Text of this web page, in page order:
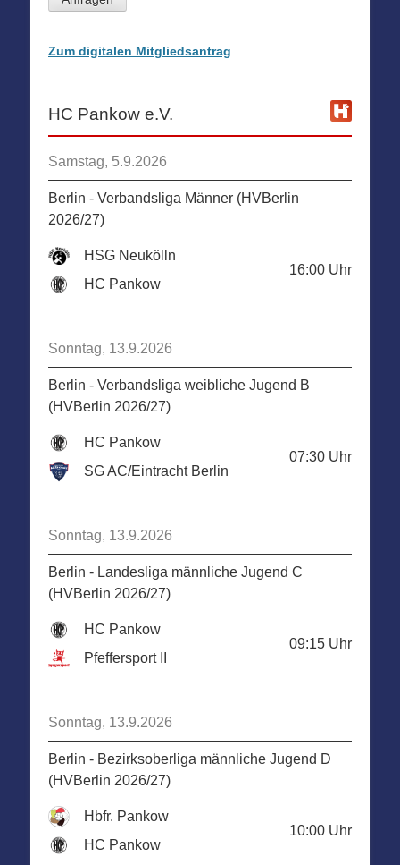
Zum digitalen Mitgliedsantrag
HC Pankow e.V.
Samstag, 5.9.2026
Berlin - Verbandsliga Männer (HVBerlin
2026/27)
HSG Neukölln
HC Pankow
16:00 Uhr
Sonntag, 13.9.2026
Berlin - Verbandsliga weibliche Jugend B
(HVBerlin 2026/27)
HC Pankow
SG AC/Eintracht Berlin
07:30 Uhr
Sonntag, 13.9.2026
Berlin - Landesliga männliche Jugend C
(HVBerlin 2026/27)
HC Pankow
Pfeffersport II
09:15 Uhr
Sonntag, 13.9.2026
Berlin - Bezirksoberliga männliche Jugend D
(HVBerlin 2026/27)
Hbfr. Pankow
HC Pankow
10:00 Uhr